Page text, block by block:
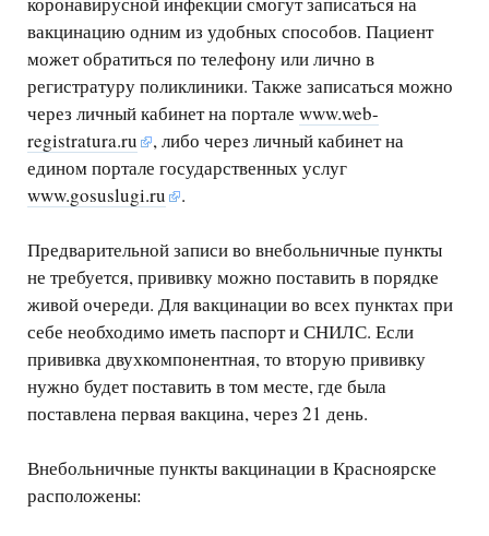
вакцинацию одним из удобных способов. Пациент
может обратиться по телефону или лично в
регистратуру поликлиники. Также записаться можно
через личный кабинет на портале www.web-
registratura.ru
, либо через личный кабинет на
едином портале государственных услуг
www.gosuslugi.ru
.
Предварительной записи во внебольничные пункты
не требуется, прививку можно поставить в порядке
живой очереди. Для вакцинации во всех пунктах при
себе необходимо иметь паспорт и СНИЛС. Если
прививка двухкомпонентная, то вторую прививку
нужно будет поставить в том месте, где была
поставлена первая вакцина, через 21 день.
Внебольничные пункты вакцинации в Красноярске
расположены: